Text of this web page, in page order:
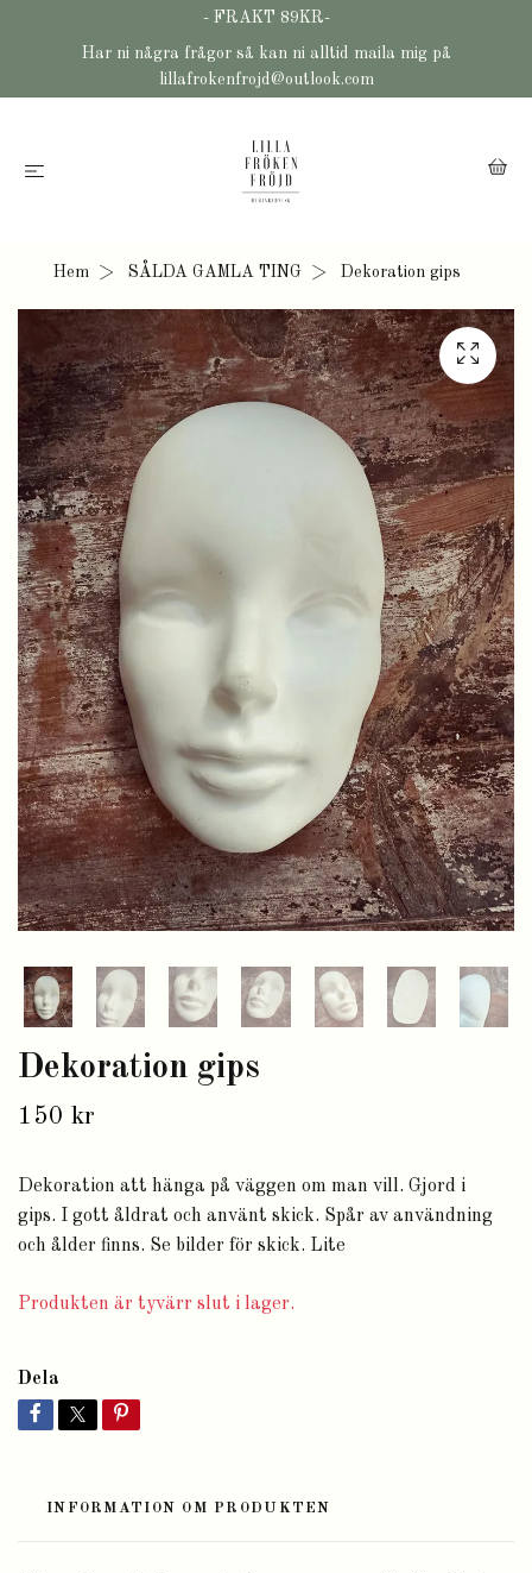
- FRAKT 89KR-
Har ni några frågor så kan ni alltid maila mig på
lillafrokenfrojd@outlook.com
Hem SÅLDA GAMLA TING Dekoration gips
Dekoration gips
150 kr
Dekoration att hänga på väggen om man vill. Gjord i
gips. I gott åldrat och använt skick. Spår av användning
och ålder finns. Se bilder för skick. Lite
Produkten är tyvärr slut i lager.
Dela
INFORMATION OM PRODUKTEN